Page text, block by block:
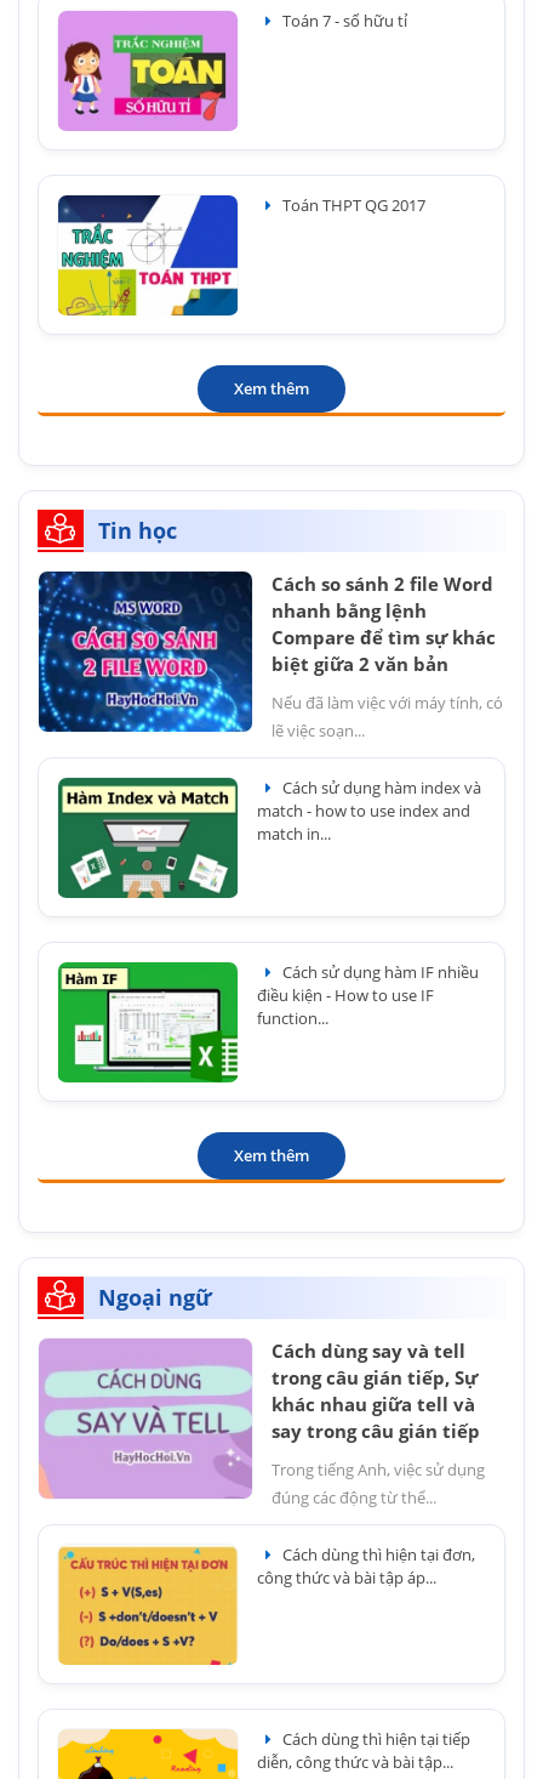
Toán 7 - số hữu tỉ
Toán THPT QG 2017
Xem thêm
Tin học
Cách so sánh 2 file Word
nhanh bằng lệnh
Compare để tìm sự khác
biệt giữa 2 văn bản
Nếu đã làm việc với máy tính, có
lẽ việc soạn...
Cách sử dụng hàm index và
match - how to use index and
match in...
Cách sử dụng hàm IF nhiều
điều kiện - How to use IF
function...
Xem thêm
Ngoại ngữ
Cách dùng say và tell
trong câu gián tiếp, Sự
khác nhau giữa tell và
say trong câu gián tiếp
Trong tiếng Anh, việc sử dụng
đúng các động từ thể...
Cách dùng thì hiện tại đơn,
công thức và bài tập áp...
Cách dùng thì hiện tại tiếp
diễn, công thức và bài tập...